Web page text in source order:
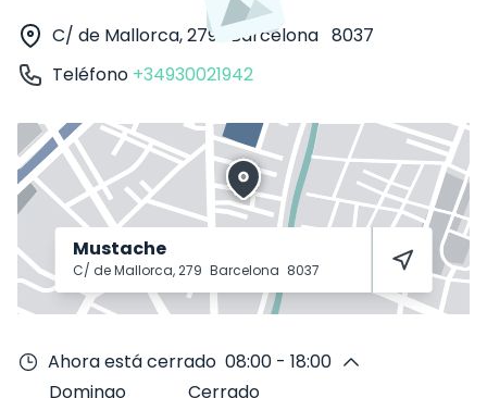
C/ de Mallorca, 279 Barcelona 8037
Teléfono +34930021942
Mustache
C/ de Mallorca, 279 Barcelona 8037
Ahora está cerrado 08:00 - 18:00
Domingo
Cerrado